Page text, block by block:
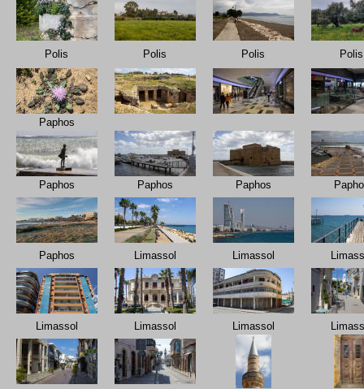
Polis Polis Polis Polis
Paphos
Paphos Paphos Paphos
Paphos Limassol Limassol
Limassol Limassol Limassol